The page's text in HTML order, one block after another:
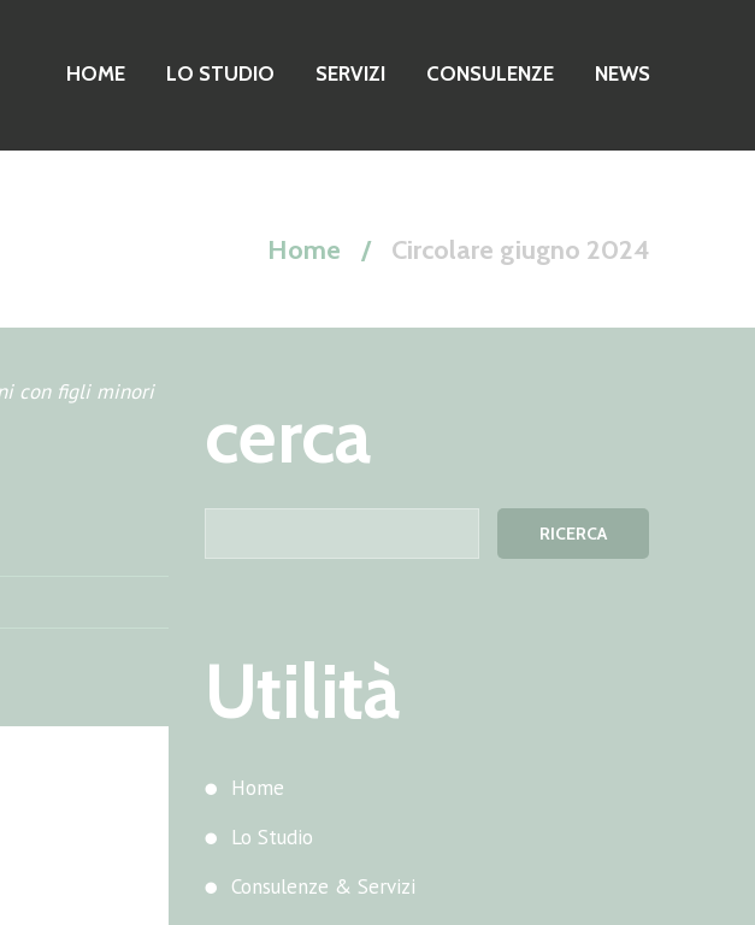
HOME LO STUDIO SERVIZI CONSULENZE NEWS
Home Circolare giugno 2024
con figli minori
cerca
Utilità
Home
Lo Studio
Consulenze & Servizi